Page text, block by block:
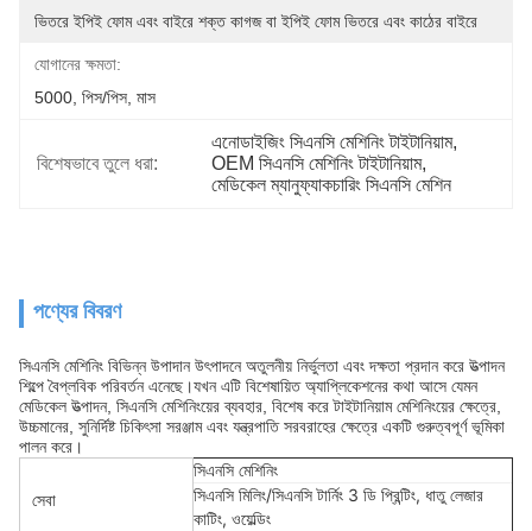
ভিতরে ইপিই ফোম এবং বাইরে শক্ত কাগজ বা ইপিই ফোম ভিতরে এবং কাঠের বাইরে
যোগানের ক্ষমতা:
5000, পিস/পিস, মাস
বিশেষভাবে তুলে ধরা:
এনোডাইজিং সিএনসি মেশিনিং টাইটানিয়াম,
OEM সিএনসি মেশিনিং টাইটানিয়াম,
মেডিকেল ম্যানুফ্যাকচারিং সিএনসি মেশিন
পণ্যের বিবরণ
সিএনসি মেশিনিং বিভিন্ন উপাদান উৎপাদনে অতুলনীয় নির্ভুলতা এবং দক্ষতা প্রদান করে উত্পাদন
শিল্পে বৈপ্লবিক পরিবর্তন এনেছে।যখন এটি বিশেষায়িত অ্যাপ্লিকেশনের কথা আসে যেমন
মেডিকেল উত্পাদন, সিএনসি মেশিনিংয়ের ব্যবহার, বিশেষ করে টাইটানিয়াম মেশিনিংয়ের ক্ষেত্রে,
উচ্চমানের, সুনির্দিষ্ট চিকিৎসা সরঞ্জাম এবং যন্ত্রপাতি সরবরাহের ক্ষেত্রে একটি গুরুত্বপূর্ণ ভূমিকা
পালন করে।
সেবা
সিএনসি মেশিনিং
সিএনসি মিলিং/সিএনসি টার্নিং 3 ডি প্রিন্টিং, ধাতু লেজার
কাটিং, ওয়েল্ডিং